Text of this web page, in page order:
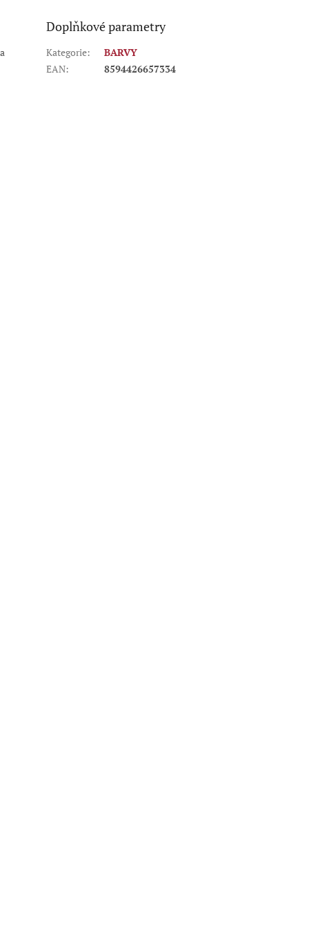
Doplňkové parametry
Kategorie:
BARVY
EAN: 8594426657334